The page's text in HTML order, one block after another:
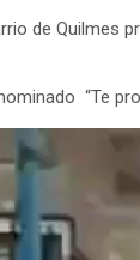
de Quilmes
“Te